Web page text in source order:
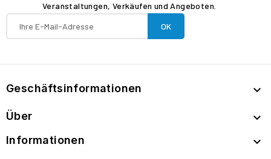
Veranstaltungen, Verkäufen und Angeboten.
Geschäftsinformationen 
Über 
Informationen 